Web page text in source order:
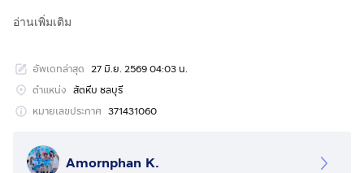
🏡 รายละเอียดห้อง:
✅ 3 ห้องน้ำ พร้อมเครื่องทำน้ำอุ่น + ตู้กั้นกระจกแยกเปียก-
แห้ง
✅ 1 ห้องครัว พร้อมเครื่องใช้ไฟฟ้า + ตู้เย็น
ทานอาหาร + เคาน์เตอร์บาร์
อ่านเพิ่มเติม
อัพเดทล่าสุด 27 มิ.ย. 2569 04:03 น.
ตำแหน่ง สัตหีบ ชลบุรี
หมายเลขประกาศ 371431060
Amornphan K.